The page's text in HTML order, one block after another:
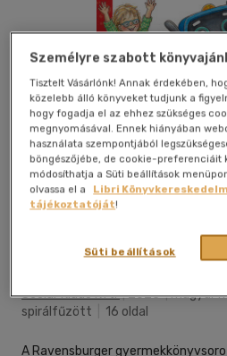
Bolti és online
Scolar Kiadó Kft.|2025|magyar
spirálfűzött
16 oldal
A Ravensburger
Személyre szabott
Tisztelt Vásárlónk! Annak érdekében,
közelebb álló könyveket tudjunk a
hogy fogadja el az ehhez szükséges
megnyomásával. Ennek hiányában
használata szempontjából
böngészőjébe, de cookie-preferenciáit
módosíthatja a Süti beállítások
olvassa el a
Libri
tájékoztatóját!
Süti beállítások